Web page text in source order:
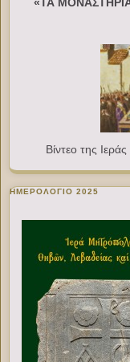
«ΤΑ
Βίντεο της
ΗΜΕΡΟΛΟΓΙΟ 2025